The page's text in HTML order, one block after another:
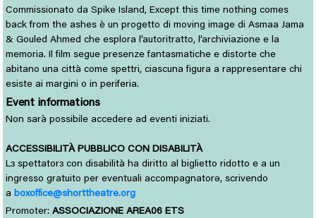
Commissionato da Spike Island, Except this time nothing comes
back from the ashes è un progetto di moving image di Asmaa Jama
& Gouled Ahmed che esplora l’autoritratto, l’archiviazione e la
memoria. Il film segue presenze fantasmatiche e distorte che
abitano una città come spettri, ciascuna figura a rappresentare chi
esiste ai margini o in periferia.
Event informations
Non sarà possibile accedere ad eventi iniziati.
ACCESSIBILITÀ PUBBLICO CON DISABILITÀ
Lɜ spettatorɜ con disabilità ha diritto al biglietto ridotto e a un
ingresso gratuito per eventuali accompagnatorə, scrivendo
a boxoffice@shorttheatre.org
Promoter: ASSOCIAZIONE AREA06 ETS